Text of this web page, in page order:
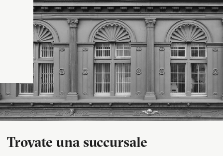
Trovate una succursale